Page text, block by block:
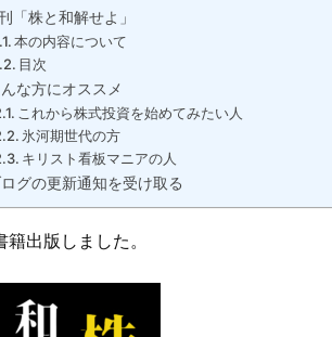
「株と和解せよ」
本の内容について
目次
な方にオススメ
これから株式投資を始めてみたい人
氷河期世代の方
キリスト看板マニアの人
グの更新通知を受け取る
籍出版しました。